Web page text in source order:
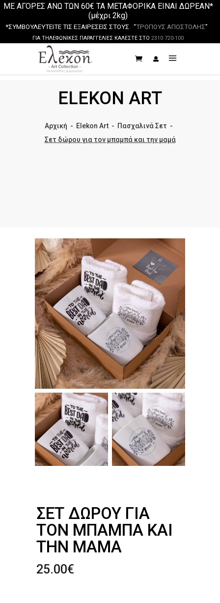
ΜΕ ΑΓΟΡΕΣ ΑΝΩ ΤΩΝ 60€ ΤΑ ΜΕΤΑΦΟΡΙΚΑ ΕΙΝΑΙ ΔΩΡΕΑΝ*
(μέχρι 2kg)
*ΣΥΜΒΟΥΛΕΥΤΕΙΤΕ ΤΙΣ ΕΞΑΙΡΕΣΕΙΣ ΣΤΟΥΣ “ΤΡΟΠΟΥΣ ΑΠΟΣΤΟΛΗΣ”
ΓΙΑ ΤΗΛΕΦΩΝΙΚΕΣ ΠΑΡΑΓΓΕΛΙΕΣ ΚΑΛΕΣΤΕ ΣΤΟ 2310 720-100
ELEKON ART
Αρχική - Elekon Art- Πασχαλινά Σετ-
Σετ δώρου για τον μπαμπά και την μαμά
ΣΕΤ ΔΏΡΟΥ ΓΙΑ
ΤΟΝ ΜΠΑΜΠΆ ΚΑΙ
ΤΗΝ ΜΑΜΆ
25.00€